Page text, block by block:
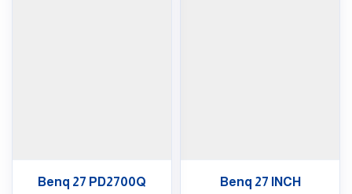
Benq 27 INCH
Benq 27 PD2700Q